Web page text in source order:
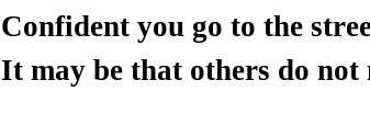
Confident you go to the
It may be that others do not